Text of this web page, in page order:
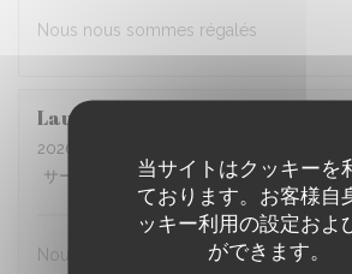
当サイトはクッキーを
ております。お客様自
ッキー利用の設定およ
ができます。
Nous nous sommes régalés
Lauri
2026-07-01
サービス
/5 雰囲気 5 /5 メニュー /5
Nous habitons tout près et venons